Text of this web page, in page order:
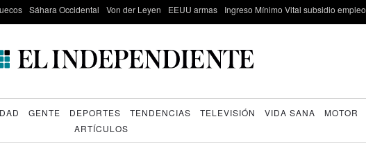
Sáhara Occidental Von der Leyen EEUU armas Ingreso Mínimo Vital subsidio empleo
GENTE DEPORTES TENDENCIAS TELEVISIÓN VIDA SANA MOTOR
ARTÍCULOS